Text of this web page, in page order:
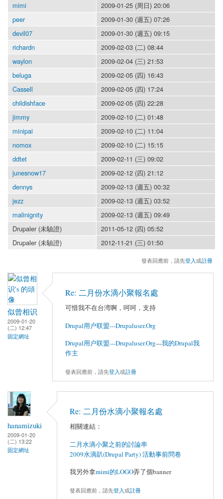
mimi
2009-01-25 (周日) 20:06
peer
2009-01-30 (週五) 07:26
devil07
2009-01-30 (週五) 09:15
richardn
2009-02-03 (二) 08:44
waylon
2009-02-04 (三) 21:53
beluga
2009-02-05 (四) 16:43
Cassell
2009-02-05 (四) 17:24
childishface
2009-02-05 (四) 22:28
jimmy
2009-02-10 (二) 01:48
minipai
2009-02-10 (二) 11:04
nomox
2009-02-10 (二) 15:15
ddtet
2009-02-11 (三) 09:02
junesnow17
2009-02-12 (四) 21:12
dennys
2009-02-13 (週五) 00:32
jezz
2009-02-13 (週五) 03:52
malinignity
2009-02-13 (週五) 09:49
Drupaler (未驗證)
2011-05-12 (四) 05:52
Drupaler (未驗證)
2012-11-21 (三) 01:50
發表回應前，請先登入或註冊
似曾相识
2009-01-20
(二) 12:47
固定網址
Re: 二月份水滴小聚報名處
可惜我不在台湾啊，呵呵，支持
Drupal用户联盟---Drupaluser.Org
Drupal用户联盟---Drupaluser.Org---我的Drupal我
作主
發表回應前，請先登入或註冊
hanamizuki
2009-01-20
(二) 13:22
固定網址
Re: 二月份水滴小聚報名處
相關連結：
二月水滴小聚之前的討論串
2009水滴趴(Drupal Party) 活動事前問卷
我另外拿mimi的LOGO弄了個banner
發表回應前，請先登入或註冊